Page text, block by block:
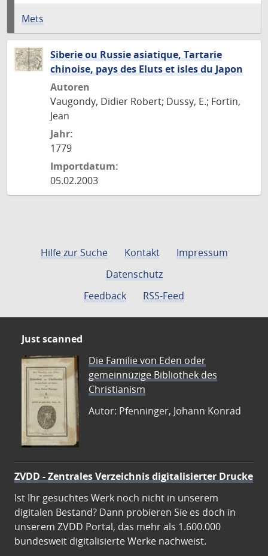
Mets
Siberie ou Russie asiatique, Tartarie
chinoise, pays des Eluts et isles du Japon
Autoren
Vaugondy, Didier Robert; Dussy, E.; Fortin,
Jean
Jahr:
1779
Importdatum:
05.02.2003
Hilfe zur Suche Kontakt
Impressum
Datenschutz
Feedback
RSS-Feed
Just scanned
Die Familie von Eden oder
gemeinnüzige Bibliothek des
Christianism
Autor: Pfenninger, Johann Konrad
ZVDD - Zentrales Verzeichnis digitalisierter Drucke
Ist Ihr gesuchtes Werk noch nicht in unserem
digitalen Bestand? Dann probieren Sie es doch in
unserem ZVDD Portal, das mehr als 1.600.000
bundesweit digitalisierte Werke nachweist.